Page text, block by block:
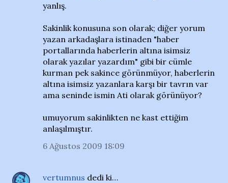
yanlış.
Sakinlik konusuna son olarak; diğer yorum
yazan arkadaşlara istinaden "haber
portallarında haberlerin altına isimsiz
olarak yazılar yazardım" gibi bir cümle
kurman pek sakince görünmüyor, haberlerin
altına isimsiz yazanlara karşı bir tavrın var
ama seninde ismin Ati olarak görünüyor?
umuyorum sakinlikten ne kast ettiğim
anlaşılmıştır.
6 Ağustos 2009 18:09
vertumnus dedi ki…